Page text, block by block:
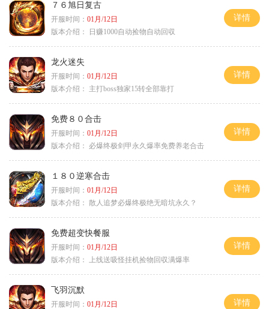
７６旭日复古
开服时间： 01月/12日
版本介绍：
日赚1000自动捡物自动回収
详情
龙火迷失
开服时间： 01月/12日
版本介绍：
主打boss独家15转全部靠打
详情
免费８０合击
开服时间： 01月/12日
版本介绍：
必爆终极剑甲永久爆率免费养老合击
详情
１８０逆寒合击
开服时间： 01月/12日
版本介绍： 散人追梦必爆终极绝无暗坑永久？
详情
免费超变快餐服
开服时间： 01月/12日
版本介绍：
上线送吸怪挂机捡物回収满爆率
详情
飞羽沉默
开服时间： 01月/12日
详情